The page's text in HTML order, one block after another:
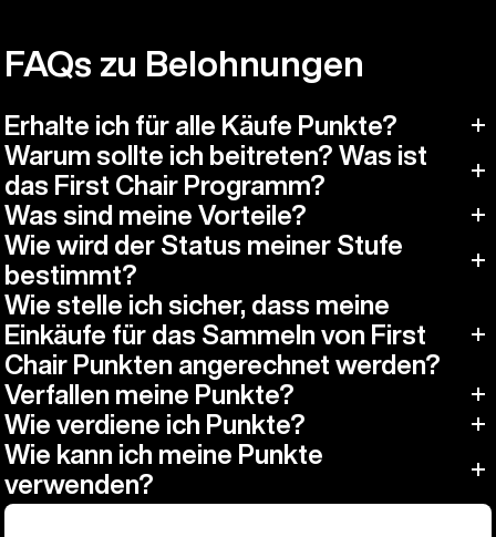
FAQs zu Belohnungen
Erhalte ich für alle Käufe Punkte?
Warum sollte ich beitreten? Was ist
das First Chair Programm?
Was sind meine Vorteile?
Wie wird der Status meiner Stufe
bestimmt?
Wie stelle ich sicher, dass meine
Einkäufe für das Sammeln von First
Chair Punkten angerechnet werden?
Verfallen meine Punkte?
Wie verdiene ich Punkte?
Wie kann ich meine Punkte
verwenden?